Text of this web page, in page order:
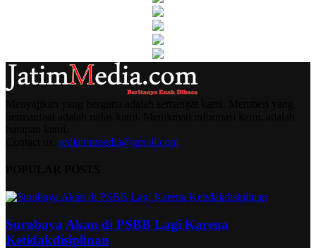
redjatimmedia@gmail.com
Surabaya Akan di PSBB Lagi Karena
Ketidakdisiplinan